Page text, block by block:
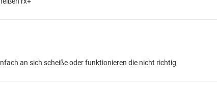
an sich scheiße oder funktionieren die nicht richtig